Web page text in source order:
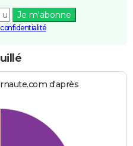
Je m'abonne
d'après